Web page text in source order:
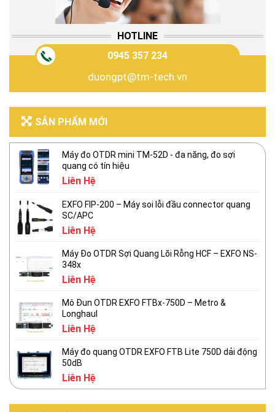
HOTLINE
0945 357 234
duongpt@tm-tech.vn
SẢN PHẨM MỚI
Máy đo OTDR mini TM-52D - đa năng, đo sợi
quang có tín hiệu
Liên Hệ
EXFO FIP-200 – Máy soi lỗi đầu connector quang
SC/APC
Liên Hệ
Máy Đo OTDR Sợi Quang Lõi Rỗng HCF – EXFO NS-
348x
Liên Hệ
Mô Đun OTDR EXFO FTBx-750D – Metro &
Longhaul
Liên Hệ
Máy đo quang OTDR EXFO FTB Lite 750D dải động
50dB
Liên Hệ